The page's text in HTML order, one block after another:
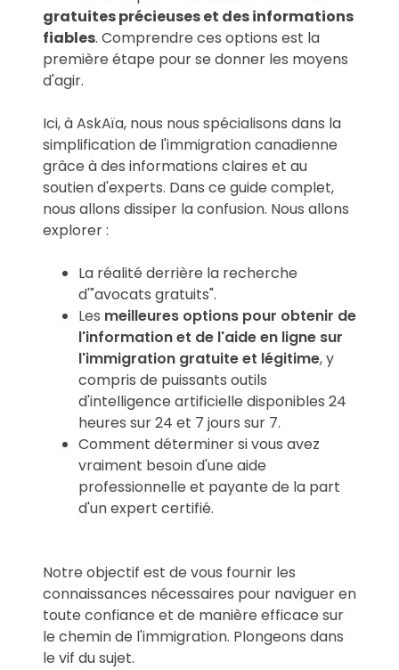
gratuites précieuses et des informations
fiables. Comprendre ces options est la
première étape pour se donner les moyens
d'agir.
Ici, à AskAïa, nous nous spécialisons dans la
simplification de l'immigration canadienne
grâce à des informations claires et au
soutien d'experts. Dans ce guide complet,
nous allons dissiper la confusion. Nous allons
explorer :
La réalité derrière la recherche
d'"avocats gratuits".
Les meilleures options pour obtenir de
l'information et de l'aide en ligne sur
l'immigration gratuite et légitime, y
compris de puissants outils
d'intelligence artificielle disponibles 24
heures sur 24 et 7 jours sur 7.
Comment déterminer si vous avez
vraiment besoin d'une aide
professionnelle et payante de la part
d'un expert certifié.
Notre objectif est de vous fournir les
connaissances nécessaires pour naviguer en
toute confiance et de manière efficace sur
le chemin de l'immigration. Plongeons dans
le vif du sujet.